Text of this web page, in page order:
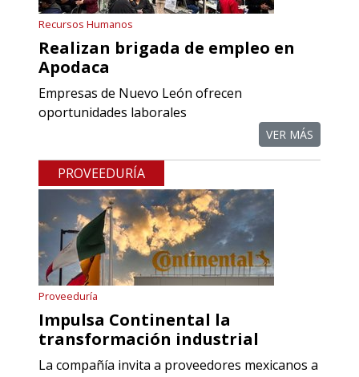
Empresa en Querétaro
Requiere:
REFACCIONES PARA
PROCESOS DE MAQUINADO
Requisitos: Otorgar condiciones de
crédito acordes a las políticas del
grupo, contar con instalaciones
cercanas a la región y otorgar
referencias comerciales.
Aplicar al Requerimiento
Empresa en Querétaro
Requiere:
Recursos Humanos
Realizan brigada de empleo en
Apodaca
Empresas de Nuevo León ofrecen
oportunidades laborales
VER MÁS
PROVEEDURÍA
Proveeduría
Impulsa Continental la
transformación industrial
La compañía invita a proveedores mexicanos a